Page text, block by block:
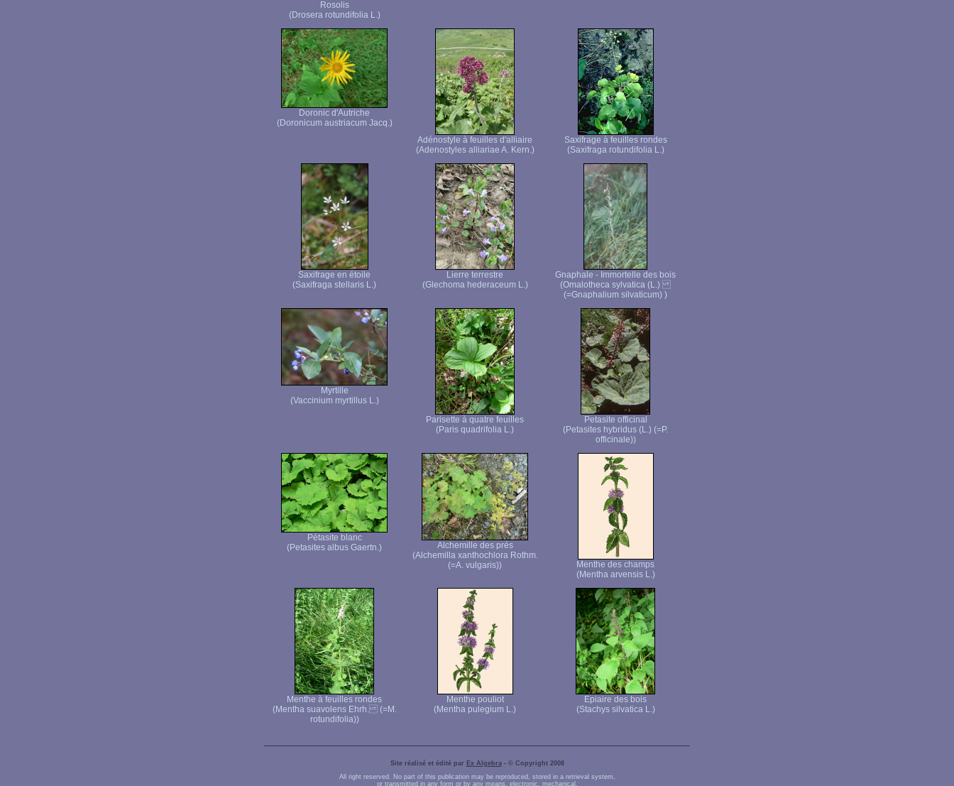
Rosolis
(Drosera rotundifolia L.)
Doronic d'Autriche
(Doronicum austriacum Jacq.)
Adénostyle à feuilles d'alliaire
(Adenostyles alliariae A. Kern.)
Saxifrage à feuilles rondes
(Saxifraga rotundifolia L.)
Saxifrage en étoile
(Saxifraga stellaris L.)
Lierre terrestre
(Glechoma hederaceum L.)
Gnaphale - Immortelle des bois
(Omalotheca sylvatica (L.)
(=Gnaphalium silvaticum) )
Myrtille
(Vaccinium myrtillus L.)
Parisette à quatre feuilles
(Paris quadrifolia L.)
Petasite officinal
(Petasites hybridus (L.) (=P.
officinale))
Pétasite blanc
(Petasites albus Gaertn.)
Alchemille des prés
(Alchemilla xanthochlora Rothm.
(=A. vulgaris))
Menthe des champs
(Mentha arvensis L.)
Menthe à feuilles rondes
(Mentha suavolens Ehrh. (=M.
rotundifolia))
Menthe pouliot
(Mentha pulegium L.)
Epiaire des bois
(Stachys silvatica L.)
Site réalisé et édité par Ex Algebra- © Copyright 2008
All right reserved. No part of this publication may be reproduced, stored in a retrieval system,
or transmitted in any form or by any means, electronic, mechanical,